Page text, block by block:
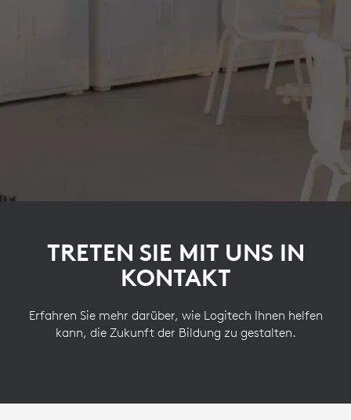
TRETEN SIE MIT UNS IN
KONTAKT
Erfahren Sie mehr darüber, wie Logitech Ihnen helfen
kann, die Zukunft der Bildung zu gestalten.